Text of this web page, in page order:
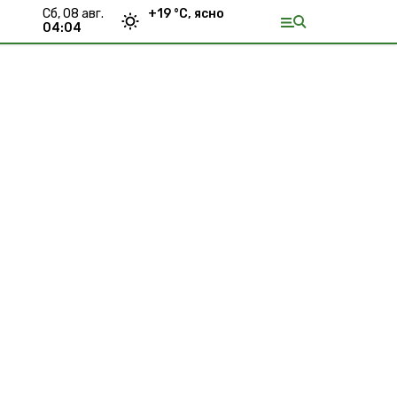
сб, 08 авг.
04:04
+19 °С, ясно